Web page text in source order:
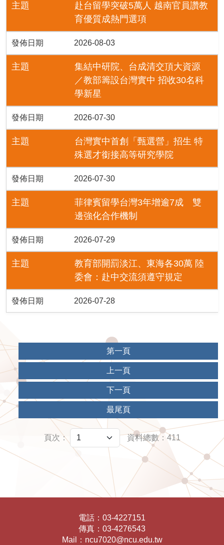
主題
赴台留學突破5萬人 越南官員讚教
育優質成熱門選項
發佈日期 2026-08-03
主題
集結中研院、台成清交頂大資源
／教部籌設台灣實中 招收30名科
學新星
發佈日期 2026-07-30
主題
台灣實中首創「甄選營」招生 特
殊選才銜接高等研究學院
發佈日期 2026-07-30
主題
菲律賓留學台灣3年增逾7成 雙
邊強化合作機制
發佈日期 2026-07-29
主題
教育部開罰淡江、東海各30萬 陸
委會：赴中交流須遵守規定
發佈日期 2026-07-28
第一頁
上一頁
下一頁
最尾頁
頁次： 資料總數：411
電話： 03-4227151
傳真： 03-4276543
Mail： ncu7020@ncu.edu.tw